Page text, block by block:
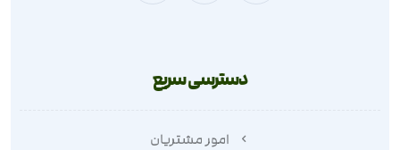
دسترسی سریع
امور مشتریان